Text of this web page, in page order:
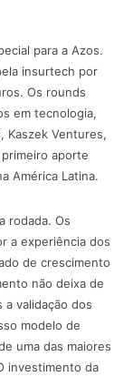
para a Azos.
insurtech por
Os rounds
em tecnologia,
Kaszek Ventures,
aporte
América Latina.
rodada. Os
a experiência dos
de crescimento
não deixa de
validação dos
modelo de
uma das maiores
investimento da